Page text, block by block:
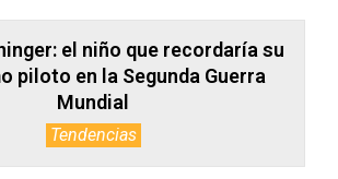
el niño que recordaría su
piloto en la Segunda Guerra
Mundial
Tendencias